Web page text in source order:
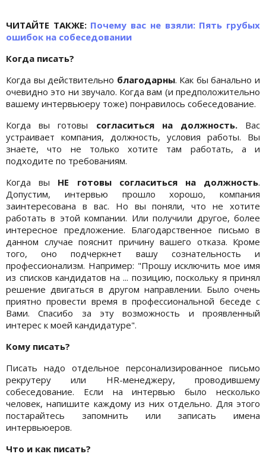
ЧИТАЙТЕ ТАКЖЕ: Почему вас не взяли: Пять грубых
ошибок на собеседовании
Когда писать?
Когда вы действительно благодарны. Как бы банально и
очевидно это ни звучало. Когда вам (и предположительно
вашему интервьюеру тоже) понравилось собеседование.
Когда вы готовы согласиться на должность. Вас
устраивает компания, должность, условия работы. Вы
знаете, что не только хотите там работать, а и
подходите по требованиям.
Когда вы НЕ готовы согласиться на должность.
Допустим, интервью прошло хорошо, компания
заинтересована в вас. Но вы поняли, что не хотите
работать в этой компании. Или получили другое, более
интересное предложение. Благодарственное письмо в
данном случае пояснит причину вашего отказа. Кроме
того, оно подчеркнет вашу сознательность и
профессионализм. Например: "Прошу исключить мое имя
из списков кандидатов на ... позицию, поскольку я принял
решение двигаться в другом направлении. Было очень
приятно провести время в профессиональной беседе с
Вами. Спасибо за эту возможность и проявленный
интерес к моей кандидатуре".
Кому писать?
Писать надо отдельное персонализированное письмо
рекрутеру или HR-менеджеру, проводившему
собеседование. Если на интервью было несколько
человек, напишите каждому из них отдельно. Для этого
постарайтесь запомнить или записать имена
интервьюеров.
Что и как писать?